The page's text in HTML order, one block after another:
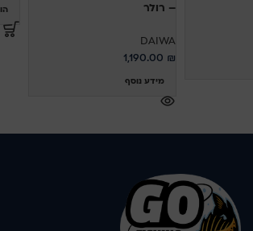
– רולר
DAIWA
1,190.00 ₪
מידע נוסף